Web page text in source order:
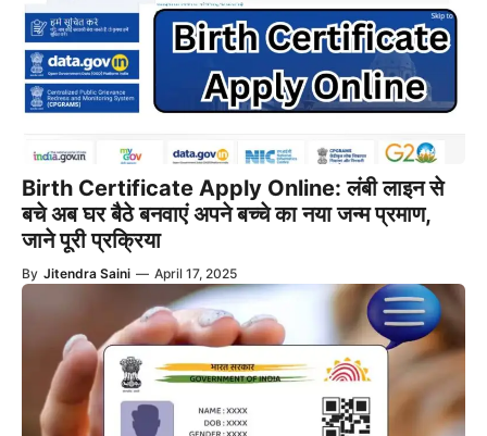
Birth Certificate Apply Online: लंबी लाइन से
बचे अब घर बैठे बनवाएं अपने बच्चे का नया जन्म प्रमाण,
जाने पूरी प्रक्रिया
By Jitendra Saini — April 17, 2025